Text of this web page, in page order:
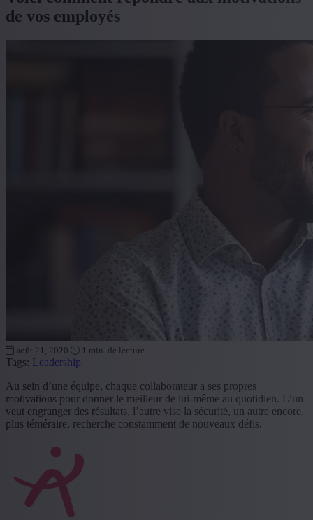
de vos employés
août 21, 2020 1 min. de lecture
Tags: Leadership
Au sein d’une équipe, chaque collaborateur a ses propres
motivations pour donner le meilleur de lui-même au quotidien. L’un
veut engranger des résultats, l’autre vise la sécurité, un autre encore,
plus téméraire, recherche constamment de nouveaux défis.